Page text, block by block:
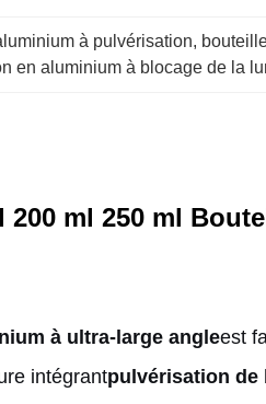
à pulvérisation,
en aluminium à blocage de la
200 ml 250 ml
à ultra-large angleest
intégrantpulvérisation de